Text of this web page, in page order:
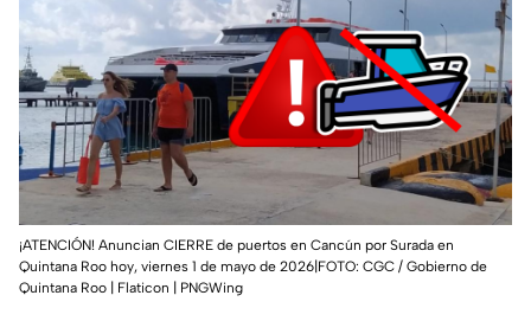
¡ATENCIÓN! Anuncian CIERRE de puertos en Cancún por Surada en
Quintana Roo hoy, viernes 1 de mayo de 2026|FOTO: CGC / Gobierno de
Quintana Roo | Flaticon | PNGWing